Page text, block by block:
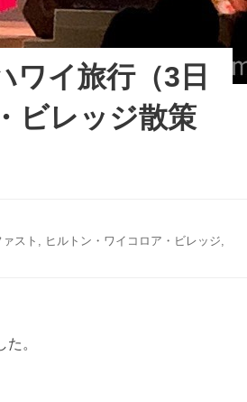
ワイ旅行（3日
ビレッジ散策
スト , ヒルトン・ワイコロア・ビレッジ,
。